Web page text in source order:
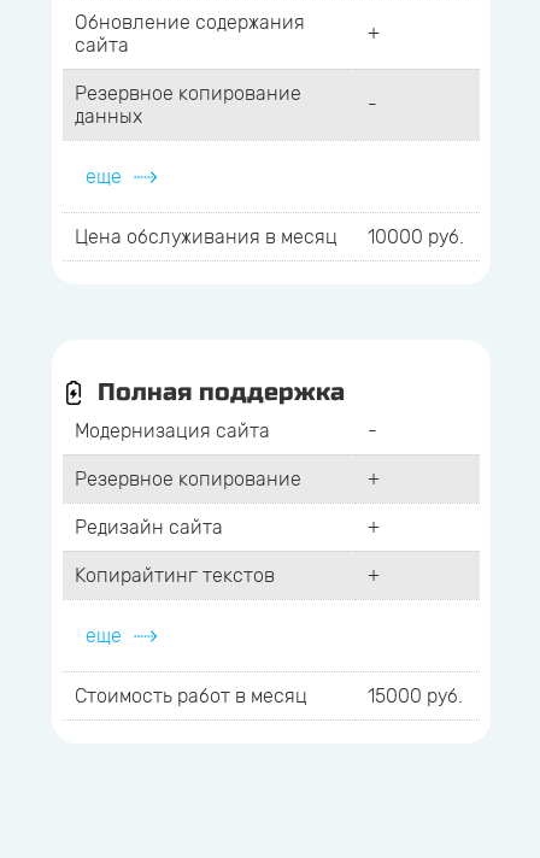
Обновление содержания
сайта
+
Резервное копирование
данных
-
еще
Цена обслуживания в месяц 10000 руб.
Полная поддержка
Модернизация сайта -
Резервное копирование +
Редизайн сайта +
Копирайтинг текстов +
еще
Стоимость работ в месяц 15000 руб.